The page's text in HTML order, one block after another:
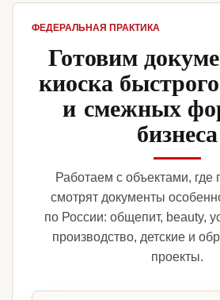
ФЕДЕРАЛЬНАЯ ПРАКТИКА
Готовим
киоска
и смежных
бизнеса
Работаем с объектами,
смотрят документы
по России: общепит, beauty,
производство, детские и
проекты.